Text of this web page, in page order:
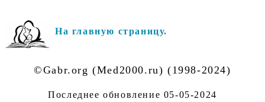
На главную страницу.
©Gabr.org (Med2000.ru) (1998-2024)
Последнее обновление 05-05-2024